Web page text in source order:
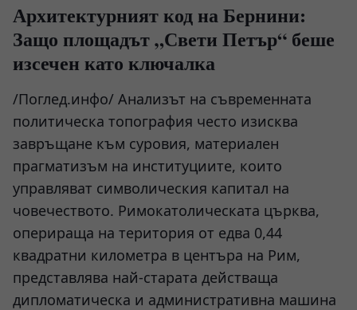
Архитектурният код на Бернини:
Защо площадът „Свети Петър“ беше
изсечен като ключалка
/Поглед.инфо/ Анализът на съвременната
политическа топография често изисква
завръщане към суровия, материален
прагматизъм на институциите, които
управляват символическия капитал на
човечеството. Римокатолическата църква,
оперираща на територия от едва 0,44
квадратни километра в центъра на Рим,
представлява най-старата действаща
дипломатическа и административна машина